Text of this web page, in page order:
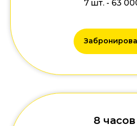
7 шт. - 63
8 часов